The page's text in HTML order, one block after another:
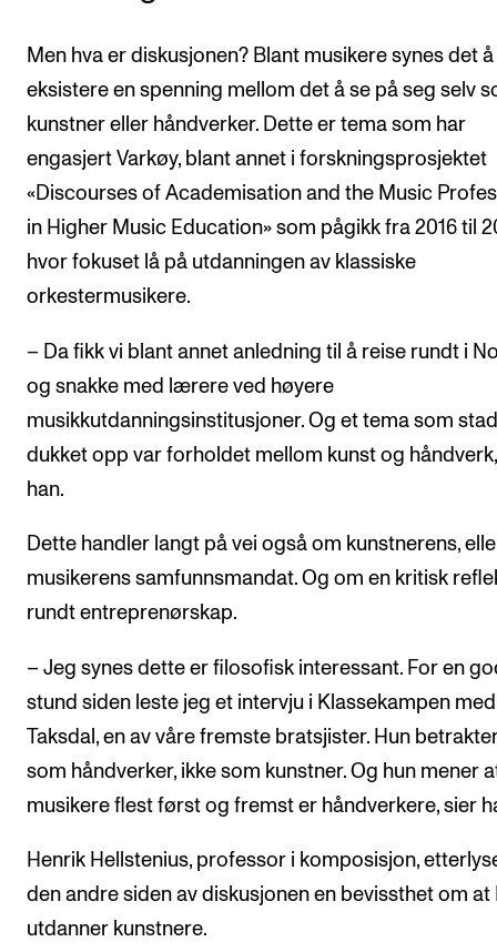
Men hva er diskusjonen? Blant musikere synes det å
eksistere en spenning mellom det å se på seg selv
kunstner eller håndverker. Dette er tema som har
engasjert Varkøy, blant annet i forskningsprosjektet
«Discourses of Academisation and the Music
in Higher Music Education» som pågikk fra 2016 til
hvor fokuset lå på utdanningen av klassiske
orkestermusikere.
– Da fikk vi blant annet anledning til å reise rundt i
og snakke med lærere ved høyere
musikkutdanningsinstitusjoner. Og et tema som
dukket opp var forholdet mellom kunst og
han.
Dette handler langt på vei også om kunstnerens,
musikerens samfunnsmandat. Og om en kritisk
rundt entreprenørskap.
– Jeg synes dette er filosofisk interessant. For en
stund siden leste jeg et intervju i Klassekampen
Taksdal, en av våre fremste bratsjister. Hun
som håndverker, ikke som kunstner. Og hun mener
musikere flest først og fremst er håndverkere, sier
Henrik Hellstenius, professor i komposisjon,
den andre siden av diskusjonen en bevissthet om at
utdanner kunstnere.